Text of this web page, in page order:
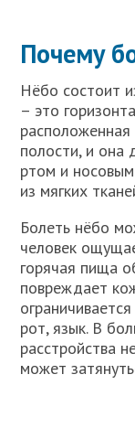
Почему
Нёбо состоит
– это
полости, и она
ртом и
из мягких
Болеть нёбо
человек
горячая пища
повреждает
рот, язык. В
расстройства
может